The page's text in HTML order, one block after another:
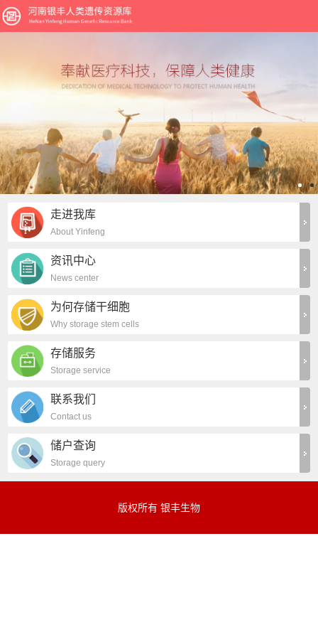
走进我库
About Yinfeng
资讯中心
News center
为何存储干细胞
Why storage stem cells
存储服务
Storage service
联系我们
Contact us
储户查询
Storage query
版权所有 银丰生物